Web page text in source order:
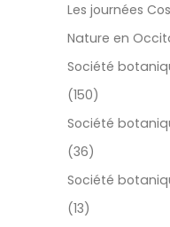
Les journées
Nature en
Société
(150)
Société
(36)
Société
(13)